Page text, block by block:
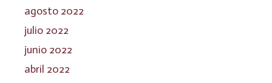
agosto 2022
julio 2022
junio 2022
abril 2022